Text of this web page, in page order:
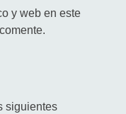
y web en este
siguientes